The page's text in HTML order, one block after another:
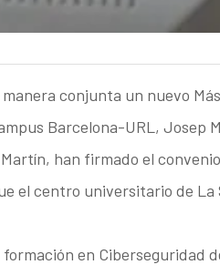
conjunta un nuevo
Barcelona-URL, Josep
han firmado el
el centro universitario de La
en Ciberseguridad